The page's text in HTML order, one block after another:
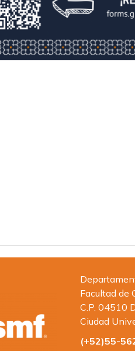
Facultad de
C.P. 04510
Ciudad
(+52)55-